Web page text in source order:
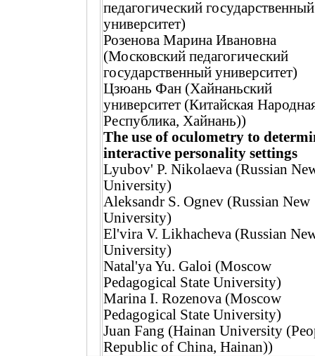
педагогический государственный
университет)
Розенова Марина Ивановна
(Московский педагогический
государственный университет)
Цзюань Фан (Хайнаньский
университет (Китайская
Республика, Хайнань))
The use of oculometry to
interactive personality settings
Lyubov' P. Nikolaeva (Russian
University)
Aleksandr S. Ognev (Russian New
University)
El'vira V. Likhacheva (Russian
University)
Natal'ya Yu. Galoi (Moscow
Pedagogical State University)
Marina I. Rozenova (Moscow
Pedagogical State University)
Juan Fang (Hainan University
Republic of China, Hainan))